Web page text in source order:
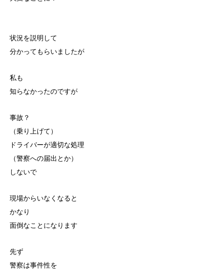
状況を説明して
分かってもらいましたが
私も
知らなかったのですが
事故？
（乗り上げて）
ドライバーが適切な処理
（警察への届出とか）
しないで
現場からいなくなると
かなり
面倒なことになります
先ず
警察は事件性を